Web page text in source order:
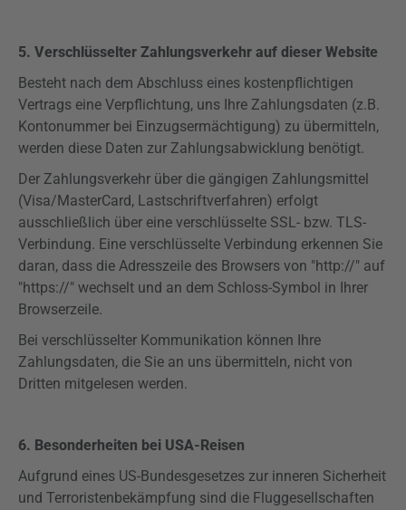
5. Verschlüsselter Zahlungsverkehr auf dieser Website
Besteht nach dem Abschluss eines kostenpflichtigen
Vertrags eine Verpflichtung, uns Ihre Zahlungsdaten (z.B.
Kontonummer bei Einzugsermächtigung) zu übermitteln,
werden diese Daten zur Zahlungsabwicklung benötigt.
Der Zahlungsverkehr über die gängigen Zahlungsmittel
(Visa/MasterCard, Lastschriftverfahren) erfolgt
ausschließlich über eine verschlüsselte SSL- bzw. TLS-
Verbindung. Eine verschlüsselte Verbindung erkennen Sie
daran, dass die Adresszeile des Browsers von "http://" auf
"https://" wechselt und an dem Schloss-Symbol in Ihrer
Browserzeile.
Bei verschlüsselter Kommunikation können Ihre
Zahlungsdaten, die Sie an uns übermitteln, nicht von
Dritten mitgelesen werden.
6. Besonderheiten bei USA-Reisen
Aufgrund eines US-Bundesgesetzes zur inneren Sicherheit
und Terroristenbekämpfung sind die Fluggesellschaften